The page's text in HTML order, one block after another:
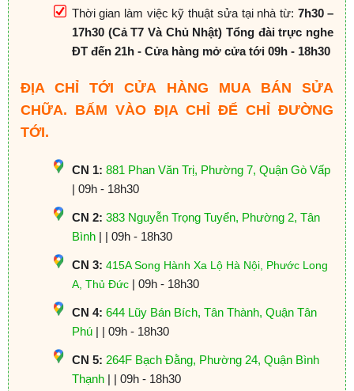
Thời gian làm việc kỹ thuật sửa tại nhà từ: 7h30 –
17h30 (Cả T7 Và Chủ Nhật) Tổng đài trực nghe
ĐT đến 21h - Cửa hàng mở cửa tới 09h - 18h30
ĐỊA CHỈ TỚI CỬA HÀNG MUA BÁN SỬA
CHỮA. BẤM VÀO ĐỊA CHỈ ĐỂ CHỈ ĐƯỜNG
TỚI.
CN 1: 881 Phan Văn Trị, Phường 7, Quận Gò Vấp
| 09h - 18h30
CN 2: 383 Nguyễn Trọng Tuyển, Phường 2, Tân
Bình| | 09h - 18h30
CN 3: 415A Song Hành Xa Lộ Hà Nội, Phước Long
A, Thủ Đức| 09h - 18h30
CN 4: 644 Lũy Bán Bích, Tân Thành, Quận Tân
Phú| | 09h - 18h30
CN 5: 264F Bạch Đằng, Phường 24, Quận Bình
Thạnh| | 09h - 18h30